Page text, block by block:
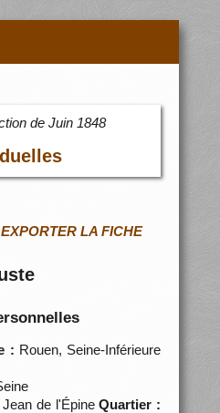
de Juin 1848
LA FICHE
: Rouen, Seine-Inférieure
Jean de l'ÉpineQuartier :